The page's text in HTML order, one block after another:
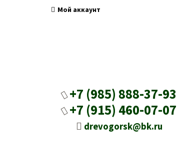
Мой аккаунт
+7 (985) 888-37-93
+7 (915) 460-07-07
drevogorsk@bk.ru